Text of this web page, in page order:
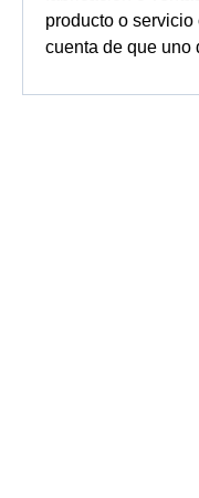
producto o
cuenta de que uno